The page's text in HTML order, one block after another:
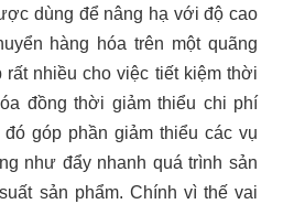
dùng để nâng hạ với độ cao
hàng hóa trên một quãng
nhiều cho việc tiết kiệm thời
đồng thời giảm thiểu chi phí
góp phần giảm thiểu các vụ
như đẩy nhanh quá trình sản
sản phẩm. Chính vì thế vai